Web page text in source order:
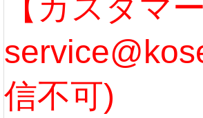
[more]
【カスタマ
信不可)